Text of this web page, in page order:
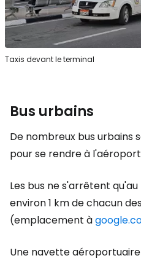
Taxis devant le terminal
Bus urbains
De nombreux bus urbains
pour se rendre à
Les bus ne s'arrêtent
environ 1 km de chacun
(emplacement à
Une navette